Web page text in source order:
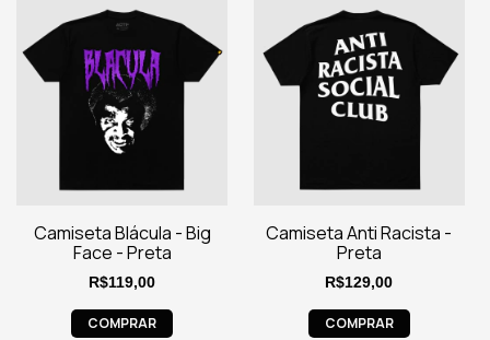
Camiseta Blácula - Big
Face - Preta
R$119,00
COMPRAR
Camiseta Anti Racista -
Preta
R$129,00
COMPRAR